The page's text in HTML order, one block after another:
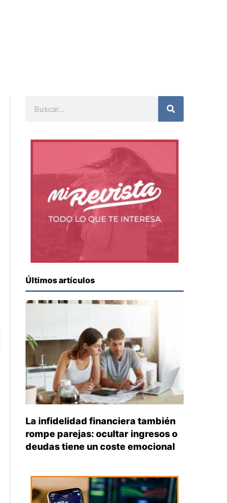
Últimos artículos
La infidelidad financiera también
rompe parejas: ocultar ingresos o
deudas tiene un coste emocional